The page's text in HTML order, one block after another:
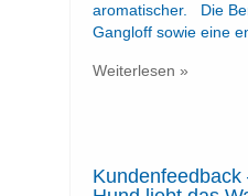
aromatischer. Die
Gangloff sowie eine
Weiterlesen »
Kundenfeedback